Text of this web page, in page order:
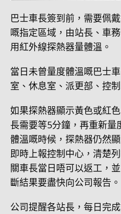
巴士車長簽到前，需要佩
嘅指定區域，由站長、車
用紅外線探熱器量體溫。
當日未曾量度體溫嘅巴士
室、休息室、派更部、控制
如果探熱器顯示黃色或紅
長需要等5分鐘，再重新量
體溫嘅時候，探熱器仍然
即時上報控制中心，清楚
關車長當日唔可以返工，
斷結果要盡快向公司報告。
公司提醒各站長，每日完